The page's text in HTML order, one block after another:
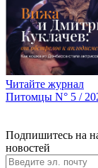
Читайте журнал
Питомцы N° 5 /
Подпишитесь на
новостей